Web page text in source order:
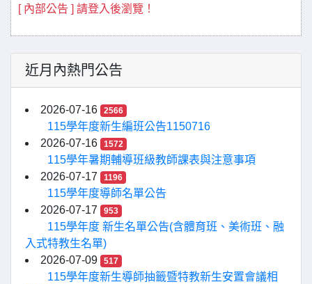
[ 內部公告 ] 請登入後瀏覽！
近月內熱門公告
2026-07-16 2566
115學年度新生編班公告1150716
2026-07-16
1572
115學年暑期輔導班級教師課表與注意事項
2026-07-17
1196
115學年度導師名單公告
2026-07-17
953
115學年度 新生名單公告(含體育班、美術班、融
入式特教生名單)
2026-07-09
517
115學年度新生導師抽籤暨特教新生安置會議相